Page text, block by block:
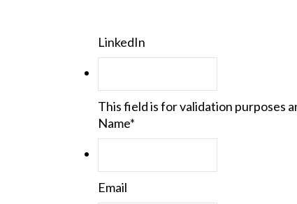
LinkedIn
This field is for validation purposes
Name*
Email